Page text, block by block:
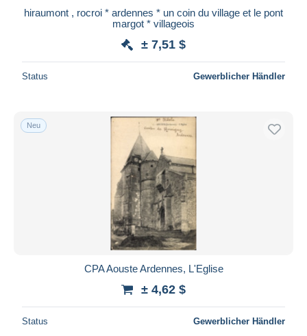
hiraumont , rocroi * ardennes * un coin du village et le pont
margot * villageois
± 7,51 $
Status Gewerblicher Händler
Neu
CPA Aouste Ardennes, L'Eglise
± 4,62 $
Status Gewerblicher Händler